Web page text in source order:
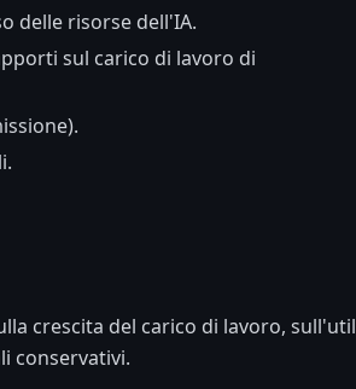
delle risorse dell'IA.
sul carico di lavoro di
crescita del carico di lavoro,
conservativi.